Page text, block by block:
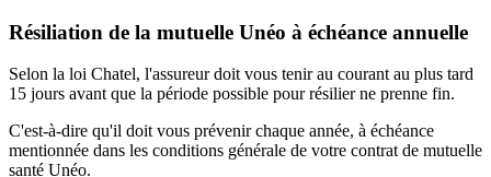
Résiliation de la mutuelle Unéo à échéance annuelle
Selon la loi Chatel, l'assureur doit vous tenir au courant au plus tard
15 jours avant que la période possible pour résilier ne prenne fin.
C'est-à-dire qu'il doit vous prévenir chaque année, à échéance
mentionnée dans les conditions générale de votre contrat de mutuelle
santé Unéo.